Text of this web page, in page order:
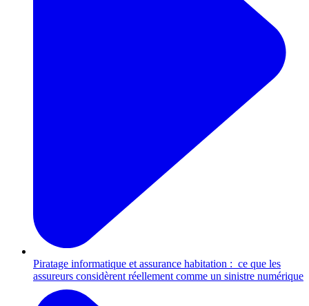
Piratage informatique et assurance habitation : ce que les
assureurs considèrent réellement comme un sinistre numérique